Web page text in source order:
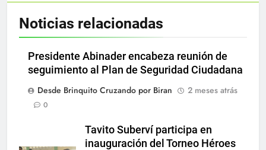
Noticias relacionadas
Presidente Abinader encabeza reunión de
seguimiento al Plan de Seguridad Ciudadana
Desde Brinquito Cruzando por Biran
2 meses atrás
0
Tavito Suberví participa en
inauguración del Torneo Héroes